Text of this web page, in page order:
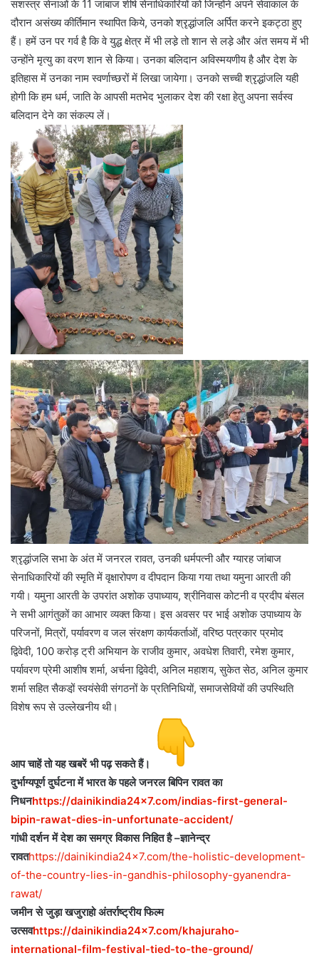
सशस्त्र सेनाओं के 11 जांबाज शीर्ष सेनाधिकारियों को जिन्होंने अपने सेवाकाल के
दौरान असंख्य कीर्तिमान स्थापित किये, उनको श्रृद्धांजलि अर्पित करने इकट्ठा हुए
हैं। हमें उन पर गर्व है कि वे युद्ध क्षेत्र में भी लडे़ तो शान से लडे़ और अंत समय में भी
उन्होंने मृत्यु का वरण शान से किया। उनका बलिदान अविस्मयणीय है और देश के
इतिहास में उनका नाम स्वर्णाच्छरों में लिखा जायेगा। उनको सच्ची श्रृद्धांजलि यही
होगी कि हम धर्म, जाति के आपसी मतभेद भुलाकर देश की रक्षा हेतु अपना सर्वस्व
बलिदान देने का संकल्प लें।
श्रृद्धांजलि सभा के अंत में जनरल रावत, उनकी धर्मपत्नी और ग्यारह जांबाज
सेनाधिकारियों की स्मृति में वृक्षारोपण व दीपदान किया गया तथा यमुना आरती की
गयी। यमुना आरती के उपरांत अशोक उपाध्याय, श्रीनिवास कोटनी व प्रदीप बंसल
ने सभी आगंतुकों का आभार व्यक्त किया। इस अवसर पर भाई अशोक उपाध्याय के
परिजनों, मित्रों, पर्यावरण व जल संरक्षण कार्यकर्ताओं, वरिष्ठ पत्रकार प्रमोद
द्विवेदी, 100 करोड़ ट्री अभियान के राजीव कुमार, अवधेश तिवारी, रमेश कुमार,
पर्यावरण प्रेमी आशीष शर्मा, अर्चना द्विवेदी, अनिल महाशय, सुकेत सेठ, अनिल कुमार
शर्मा सहित सैकडो़ं स्वयंसेवी संगठनों के प्रतिनिधियों, समाजसेवियों की उपस्थिति
विशेष रूप से उल्लेखनीय थी।
आप चाहें तो यह खबरें भी पढ़ सकते हैं।
दुर्भाग्यपूर्ण दुर्घटना में भारत के पहले जनरल बिपिन रावत का
निधनhttps://dainikindia24x7.com/indias-first-general-
bipin-rawat-dies-in-unfortunate-accident/
गांधी दर्शन में देश का समग्र विकास निहित है –ज्ञानेन्द्र
रावतhttps://dainikindia24x7.com/the-holistic-development-
of-the-country-lies-in-gandhis-philosophy-gyanendra-
rawat/
जमीन से जुड़ा खजुराहो अंतर्राष्ट्रीय फिल्म
उत्सवhttps://dainikindia24x7.com/khajuraho-
international-film-festival-tied-to-the-ground/